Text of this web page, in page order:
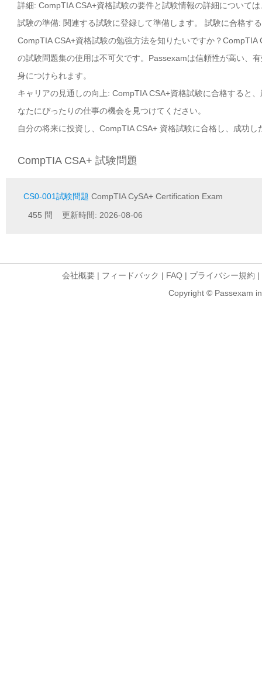
詳細: CompTIA CSA+資格試験の要件と試験情報の詳細について
試験の準備: 関連する試験に登録して準備します。 試験に合格す
CompTIA CSA+資格試験の勉強方法を知りたいですか？
の試験問題集の使用は不可欠です。Passexamは信頼性が高い、
身につけられます。
キャリアの見通しの向上: CompTIA CSA+資格試験に合格すると
なたにぴったりの仕事の機会を見つけてください。
自分の将来に投資し、CompTIA CSA+ 資格試験に合格し、成功
CompTIA CSA+ 試験問題
CS0-001試験問題 CompTIA CySA+ Certification Exam
455 問 更新時間: 2026-08-06
会社概要 | フィードバック | FAQ | プライバシー規約 |
Copyright © Passexam